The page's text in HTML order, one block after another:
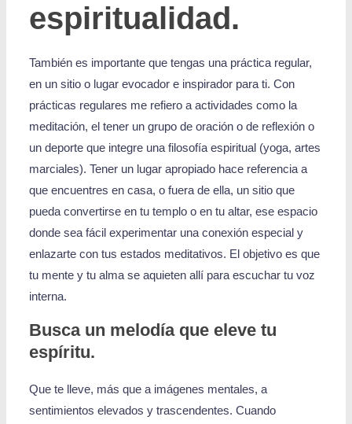
espiritualidad.
También es importante que tengas una práctica regular,
en un sitio o lugar evocador e inspirador para ti. Con
prácticas regulares me refiero a actividades como la
meditación, el tener un grupo de oración o de reflexión o
un deporte que integre una filosofía espiritual (yoga, artes
marciales). Tener un lugar apropiado hace referencia a
que encuentres en casa, o fuera de ella, un sitio que
pueda convertirse en tu templo o en tu altar, ese espacio
donde sea fácil experimentar una conexión especial y
enlazarte con tus estados meditativos. El objetivo es que
tu mente y tu alma se aquieten allí para escuchar tu voz
interna.
Busca un melodía que eleve tu
espíritu.
Que te lleve, más que a imágenes mentales, a
sentimientos elevados y trascendentes. Cuando